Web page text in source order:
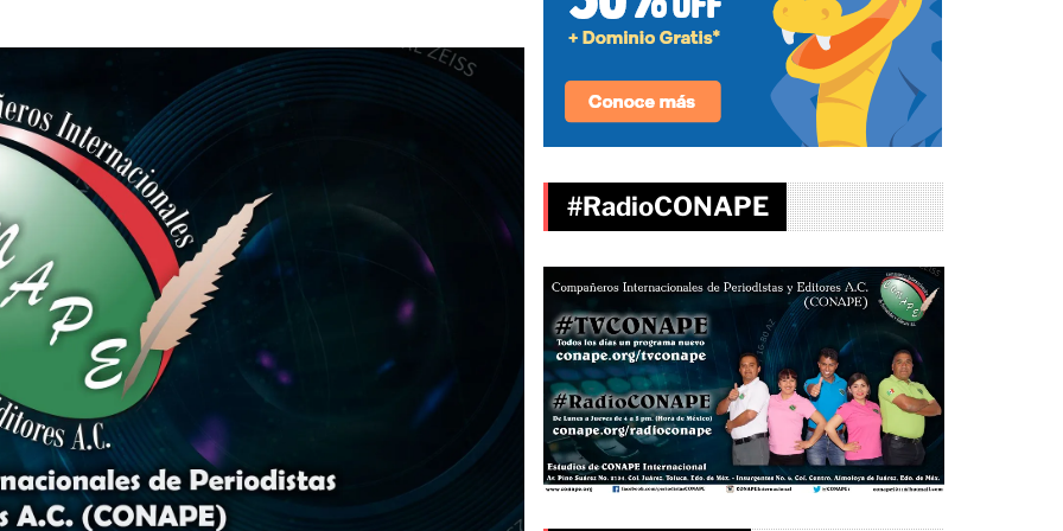
#RadioCONAPE